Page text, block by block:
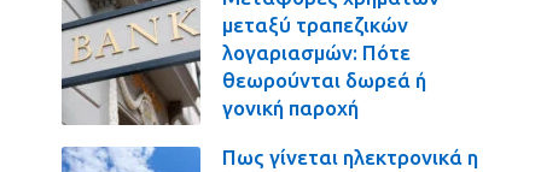
μεταξύ τραπεζικών
λογαριασμών: Πότε
θεωρούνται δωρεά ή
γονική παροχή
Πως γίνεται ηλεκτρονικά η